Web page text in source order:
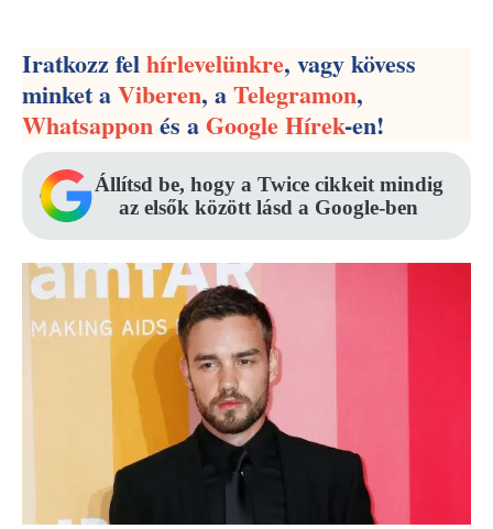
Iratkozz felhírlevelünkre, vagy kövess
minket aViberen, aTelegramon,
Whatsapponés aGoogle Hírek-en!
Állítsd be, hogy a Twice cikkeit mindig
az elsők között lásd a Google-ben